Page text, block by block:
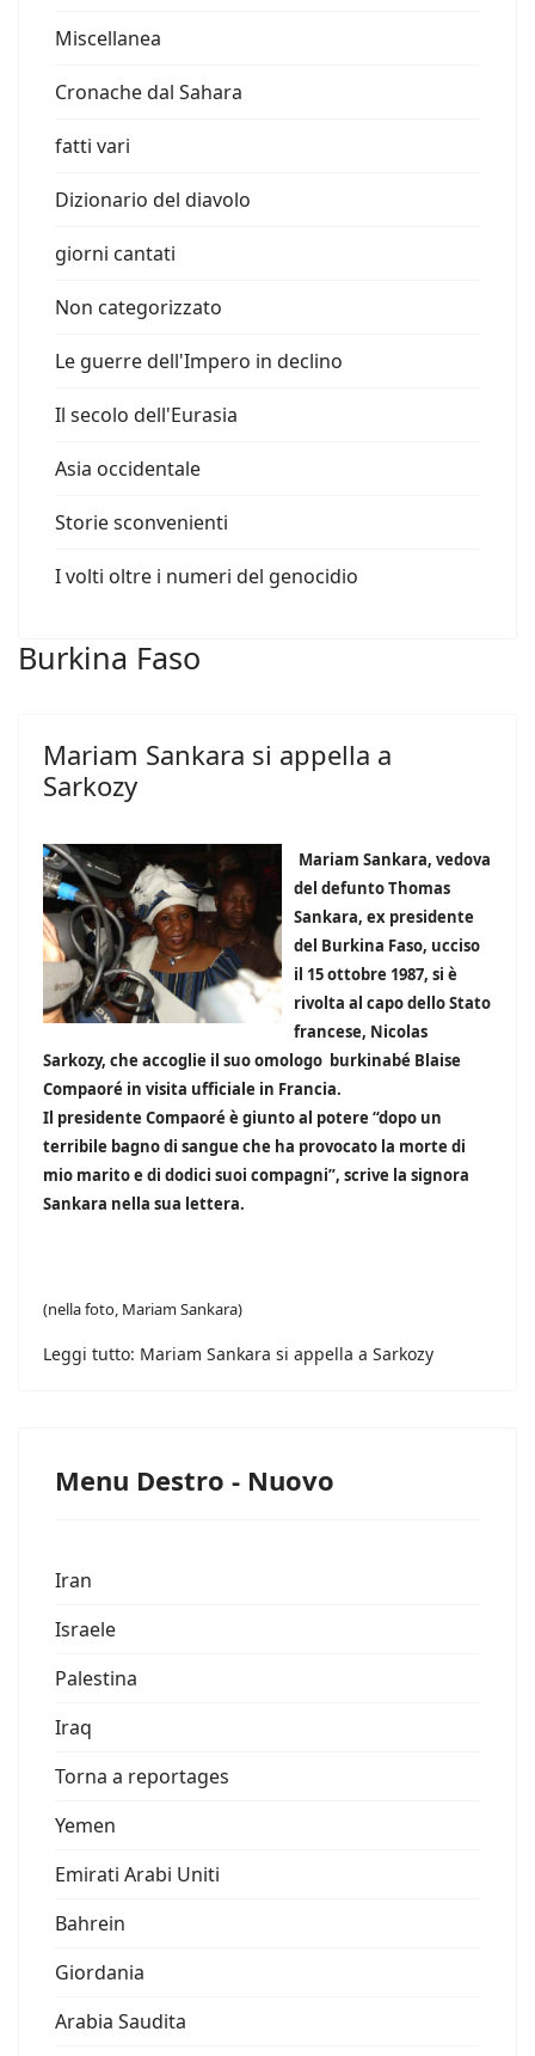
Miscellanea
Cronache dal Sahara
fatti vari
Dizionario del diavolo
giorni cantati
Non categorizzato
Le guerre dell'Impero in declino
Il secolo dell'Eurasia
Asia occidentale
Storie sconvenienti
I volti oltre i numeri del genocidio
Burkina Faso
Mariam Sankara si appella a
Sarkozy
Mariam Sankara, vedova
del defunto Thomas
Sankara, ex presidente
del Burkina Faso, ucciso
il 15 ottobre 1987, si è
rivolta al capo dello Stato
francese, Nicolas
Sarkozy, che accoglie il suo omologo burkinabé Blaise
Compaoré in visita ufficiale in Francia.
Il presidente Compaoré è giunto al potere “dopo un
terribile bagno di sangue che ha provocato la morte di
mio marito e di dodici suoi compagni”, scrive la signora
Sankara nella sua lettera.
(nella foto, Mariam Sankara)
Leggi tutto: Mariam Sankara si appella a Sarkozy
Menu Destro - Nuovo
Iran
Israele
Palestina
Iraq
Torna a reportages
Yemen
Emirati Arabi Uniti
Bahrein
Giordania
Arabia Saudita